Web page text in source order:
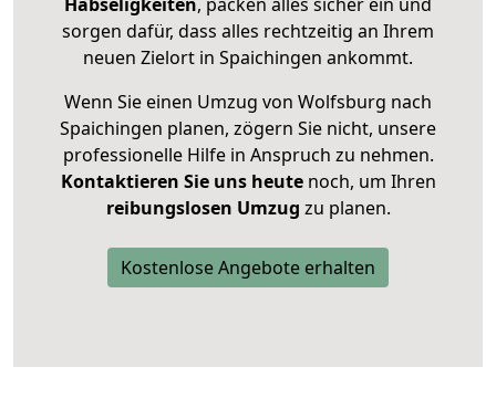
sorgen dafür, dass alles rechtzeitig an Ihrem
neuen Zielort in Spaichingen ankommt.
Wenn Sie einen Umzug von Wolfsburg nach
Spaichingen planen, zögern Sie nicht, unsere
professionelle Hilfe in Anspruch zu nehmen.
Kontaktieren Sie uns heutenoch, um Ihren
reibungslosen Umzug zu planen.
Kostenlose Angebote erhalten